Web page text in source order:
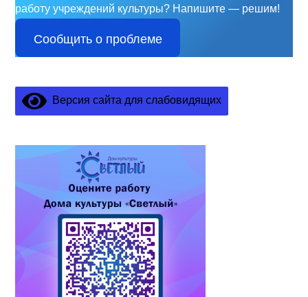
работу учреждений культуры? Напишите — решим!
Сообщить о проблеме
Версия сайта для слабовидящих